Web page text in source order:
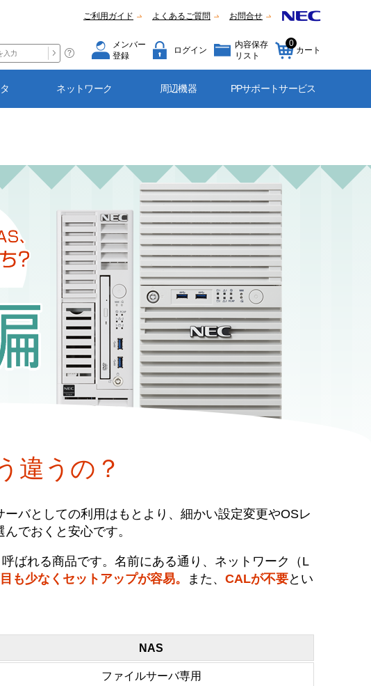
ご利用ガイド よくあるご質問 お問合せ
メンバー
登録
ログイン
内容保存
リスト
0
カート
ネットワーク 周辺機器 PPサポートサービス
違うの？
バとしての利用はもとより、細かい設定変更やOSレ
んでおくと安心です。
呼ばれる商品です。名前にある通り、ネットワーク（L
も少なくセットアップが容易。 また、 CALが不要とい
NAS
ファイルサーバ専用